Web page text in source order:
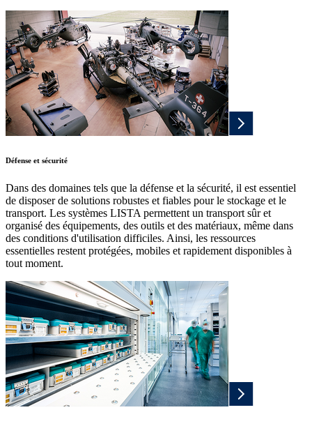
Défense et sécurité
Dans des domaines tels que la défense et la sécurité, il est essentiel
de disposer de solutions robustes et fiables pour le stockage et le
transport. Les systèmes LISTA permettent un transport sûr et
organisé des équipements, des outils et des matériaux, même dans
des conditions d'utilisation difficiles. Ainsi, les ressources
essentielles restent protégées, mobiles et rapidement disponibles à
tout moment.